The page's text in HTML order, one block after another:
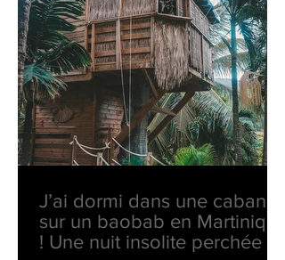
J’ai dormi dans une cabane
sur un baobab en Martinique
! Une nuit insolite perchée en